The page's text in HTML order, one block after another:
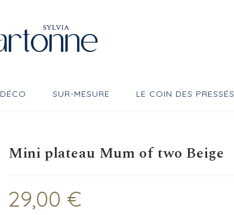
DÉCO SUR-MESURE LE COIN DES PRESSÉS
Mini plateau Mum of two Beige
29,00 €